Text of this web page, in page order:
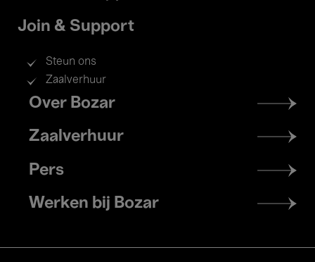
Join & Support
Steun ons
Zaalverhuur
Footer
menu
Over Bozar
Zaalverhuur
Pers
Werken bij Bozar